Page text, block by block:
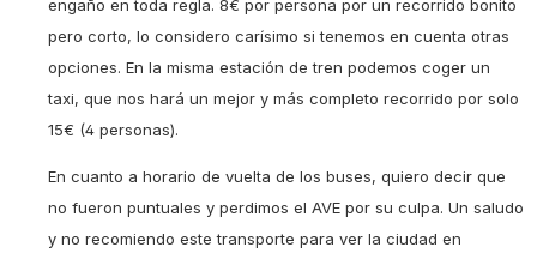
engaño en toda regla. 8€ por persona por un recorrido bonito
pero corto, lo considero carísimo si tenemos en cuenta otras
opciones. En la misma estación de tren podemos coger un
taxi, que nos hará un mejor y más completo recorrido por solo
15€ (4 personas).
En cuanto a horario de vuelta de los buses, quiero decir que
no fueron puntuales y perdimos el AVE por su culpa. Un saludo
y no recomiendo este transporte para ver la ciudad en